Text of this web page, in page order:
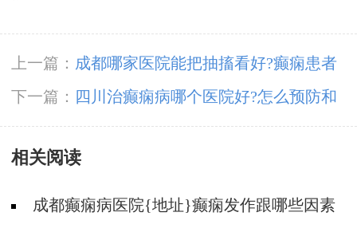
上一篇： 成都哪家医院能把抽搐看好?癫痫患者
在生活中饮食要注意哪些事项?
下一篇：
四川治癫痫病哪个医院好?怎么预防和
治疗继发性癫痫病?
相关阅读
成都癫痫病医院{地址}癫痫发作跟哪些因素